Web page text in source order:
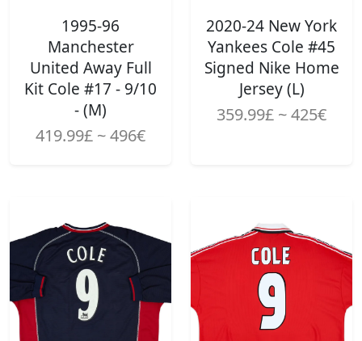
1995-96
Manchester
United Away Full
Kit Cole #17 - 9/10
- (M)
419.99£ ~ 496€
2020-24 New York
Yankees Cole #45
Signed Nike Home
Jersey (L)
359.99£ ~ 425€